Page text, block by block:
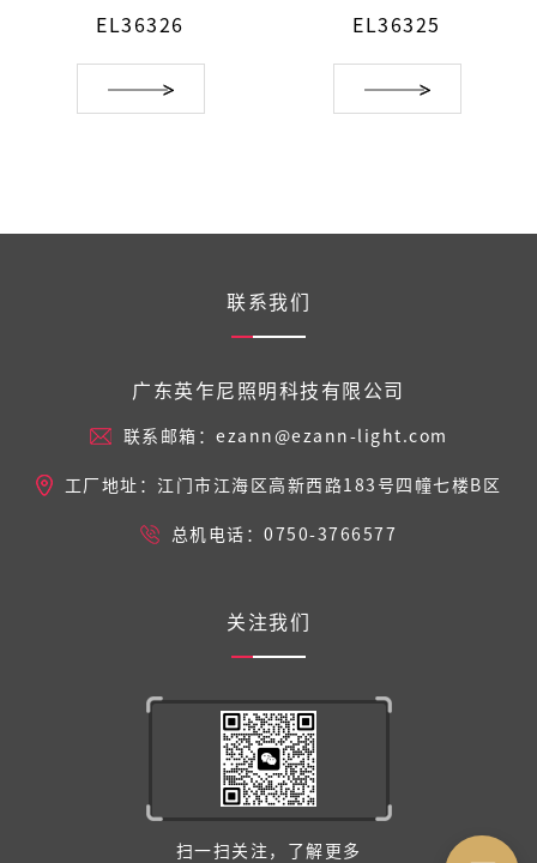
EL36326 EL36325
联系我们
广东英乍尼照明科技有限公司
联系邮箱：ezann@ezann-light.com
工厂地址：江门市江海区高新西路183号四幢七楼B区
总机电话：0750-3766577
关注我们
扫一扫关注，了解更多